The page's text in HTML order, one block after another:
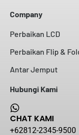
Company
Perbaikan LCD
Perbaikan Flip &
Antar Jemput
Hubungi Kami
CHAT KAMI
+62812-2345-9500